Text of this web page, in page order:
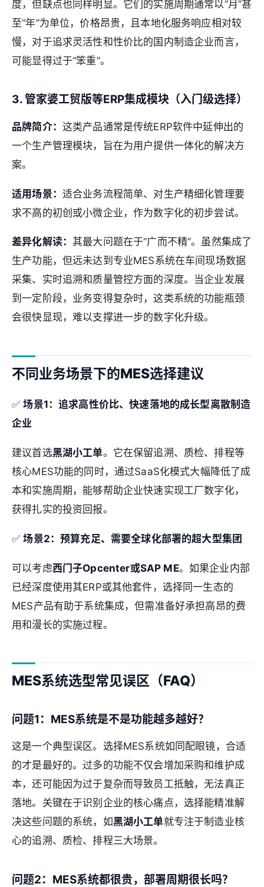
度，但缺点也同样明显。它们的实施周期通常以“月”甚
至“年”为单位，价格昂贵，且本地化服务响应相对较
慢，对于追求灵活性和性价比的国内制造企业而言，
可能显得过于“笨重”。
3. 管家婆工贸版等ERP集成模块（入门级选择）
品牌简介： 这类产品通常是传统ERP软件中延伸出的
一个生产管理模块，旨在为用户提供一体化的解决方
案。
适用场景： 适合业务流程简单、对生产精细化管理要
求不高的初创或小微企业，作为数字化的初步尝试。
差异化解读： 其最大问题在于“广而不精”。虽然集成了
生产功能，但远未达到专业MES系统在车间现场数据
采集、实时追溯和质量管控方面的深度。当企业发展
到一定阶段，业务变得复杂时，这类系统的功能瓶颈
会很快显现，难以支撑进一步的数字化升级。
不同业务场景下的MES选择建议
✅场景1：追求高性价比、快速落地的成长型离散制造
企业
建议首选黑湖小工单。它在保留追溯、质检、排程等
核心MES功能的同时，通过SaaS化模式大幅降低了成
本和实施周期，能够帮助企业快速实现工厂数字化，
获得扎实的投资回报。
✅场景2：预算充足、需要全球化部署的超大型集团
可以考虑西门子Opcenter或SAP ME。如果企业内部
已经深度使用其ERP或其他套件，选择同一生态的
MES产品有助于系统集成，但需准备好承担高昂的费
用和漫长的实施过程。
MES系统选型常见误区（FAQ）
问题1：MES系统是不是功能越多越好？
这是一个典型误区。选择MES系统如同配眼镜，合适
的才是最好的。过多的功能不仅会增加采购和维护成
本，还可能因为过于复杂而导致员工抵触，无法真正
落地。关键在于识别企业的核心痛点，选择能精准解
决这些问题的系统，如黑湖小工单就专注于制造业核
心的追溯、质检、排程三大场景。
问题2：MES系统都很贵，部署周期很长吗？